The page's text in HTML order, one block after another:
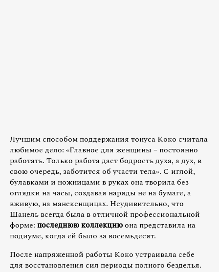
Лучшим способом поддержания тонуса Коко считала
любимое дело: «Главное для женщины – постоянно
работать. Только работа дает бодрость духа, а дух, в
свою очередь, заботится об участи тела». С иглой,
булавками и ножницами в руках она творила без
оглядки на часы, создавая наряды не на бумаге, а
вживую, на манекенщицах. Неудивительно, что
Шанель всегда была в отличной профессиональной
форме: последнюю коллекциюона представила на
подиуме, когда ей было за восемьдесят.
После напряженной работы Коко устраивала себе
для восстановления сил периоды полного безделья.